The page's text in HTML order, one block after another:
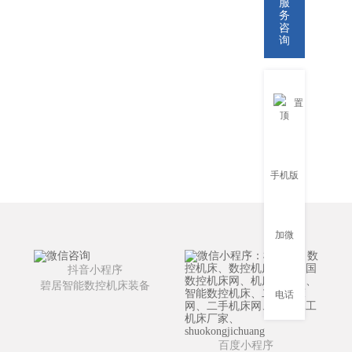
抖音小程序
碧居智能数控机床装备
百度小程序
服
务
咨
询
置
顶
手机版
加微
电话